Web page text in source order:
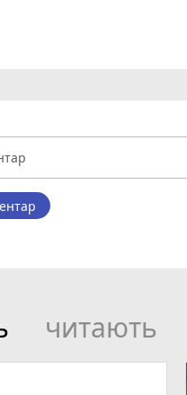
читають